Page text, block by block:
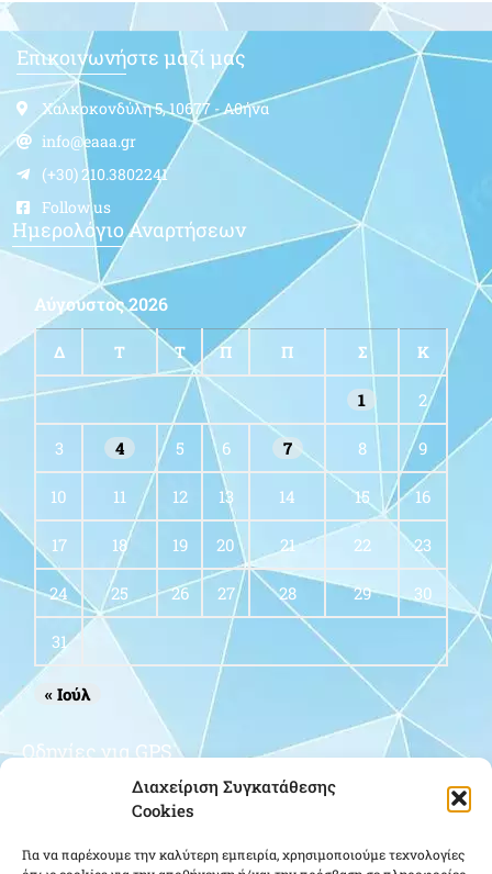
Διαχείριση Συγκατάθεσης
Cookies
Για να παρέχουμε την καλύτερη εμπειρία, χρησιμοποιούμε τεχνολογίες
Επικοινωνήστε μαζί μας
Χαλκοκονδύλη 5, 10677 - Αθήνα
info@eaaa.gr
(+30) 210.3802241
Follow us
Ημερολόγιο Αναρτήσεων
Αύγουστος 2026
Δ Τ Τ Π Π Σ Κ
1 2
3 4 5 6 7 8 9
10 11 12 13 14 15 16
17 18 19 20 21 22 23
24 25 26 27 28 29 30
31
« Ιούλ
Οδηγίες για GPS